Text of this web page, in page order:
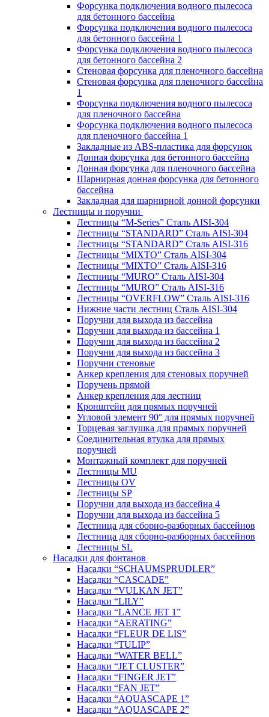
Форсунка подключения водного пылесоса
для бетонного бассейна
Форсунка подключения водного пылесоса
для бетонного бассейна 1
Форсунка подключения водного пылесоса
для бетонного бассейна 2
Стеновая форсунка для пленочного бассейна
Стеновая форсунка для пленочного бассейна
1
Форсунка подключения водного пылесоса
для пленочного бассейна
Форсунка подключения водного пылесоса
для пленочного бассейна 1
Закладные из ABS-пластика для форсунок
Донная форсунка для бетонного бассейна
Донная форсунка для пленочного бассейна
Шарнирная донная форсунка для бетонного
бассейна
Закладная для шарнирной донной форсунки
Лестницы и поручни
Лестницы “M-Series” Сталь AISI-304
Лестницы “STANDARD” Сталь AISI-304
Лестницы “STANDARD” Сталь AISI-316
Лестницы “MIXTO” Сталь AISI-304
Лестницы “MIXTO” Сталь AISI-316
Лестницы “MURO” Сталь AISI-304
Лестницы “MURO” Сталь AISI-316
Лестницы “OVERFLOW” Сталь AISI-316
Нижние части лестниц Сталь AISI-304
Поручни для выхода из бассейна
Поручни для выхода из бассейна 1
Поручни для выхода из бассейна 2
Поручни для выхода из бассейна 3
Поручни стеновые
Анкер крепления для стеновых поручней
Поручень прямой
Анкер крепления для лестниц
Кронштейн для прямых поручней
Угловой элемент 90° для прямых поручней
Торцевая заглушка для прямых поручней
Соединительная втулка для прямых
поручней
Монтажный комплект для поручней
Лестницы MU
Лестницы OV
Лестницы SP
Поручни для выхода из бассейна 4
Поручни для выхода из бассейна 5
Лестница для сборно-разборных бассейнов
Лестница для сборно-разборных бассейнов
Лестницы SL
Насадки для фонтанов
Насадки “SCHAUMSPRUDLER”
Насадки “CASCADE”
Насадки “VULKAN JET”
Насадки “LILY”
Насадки “LANCE JET 1”
Насадки “AERATING”
Насадки “FLEUR DE LIS”
Насадки “TULIP”
Насадки “WATER BELL”
Насадки “JET CLUSTER”
Насадки “FINGER JET”
Насадки “FAN JET”
Насадки “AQUASCAPE 1”
Насадки “AQUASCAPE 2”